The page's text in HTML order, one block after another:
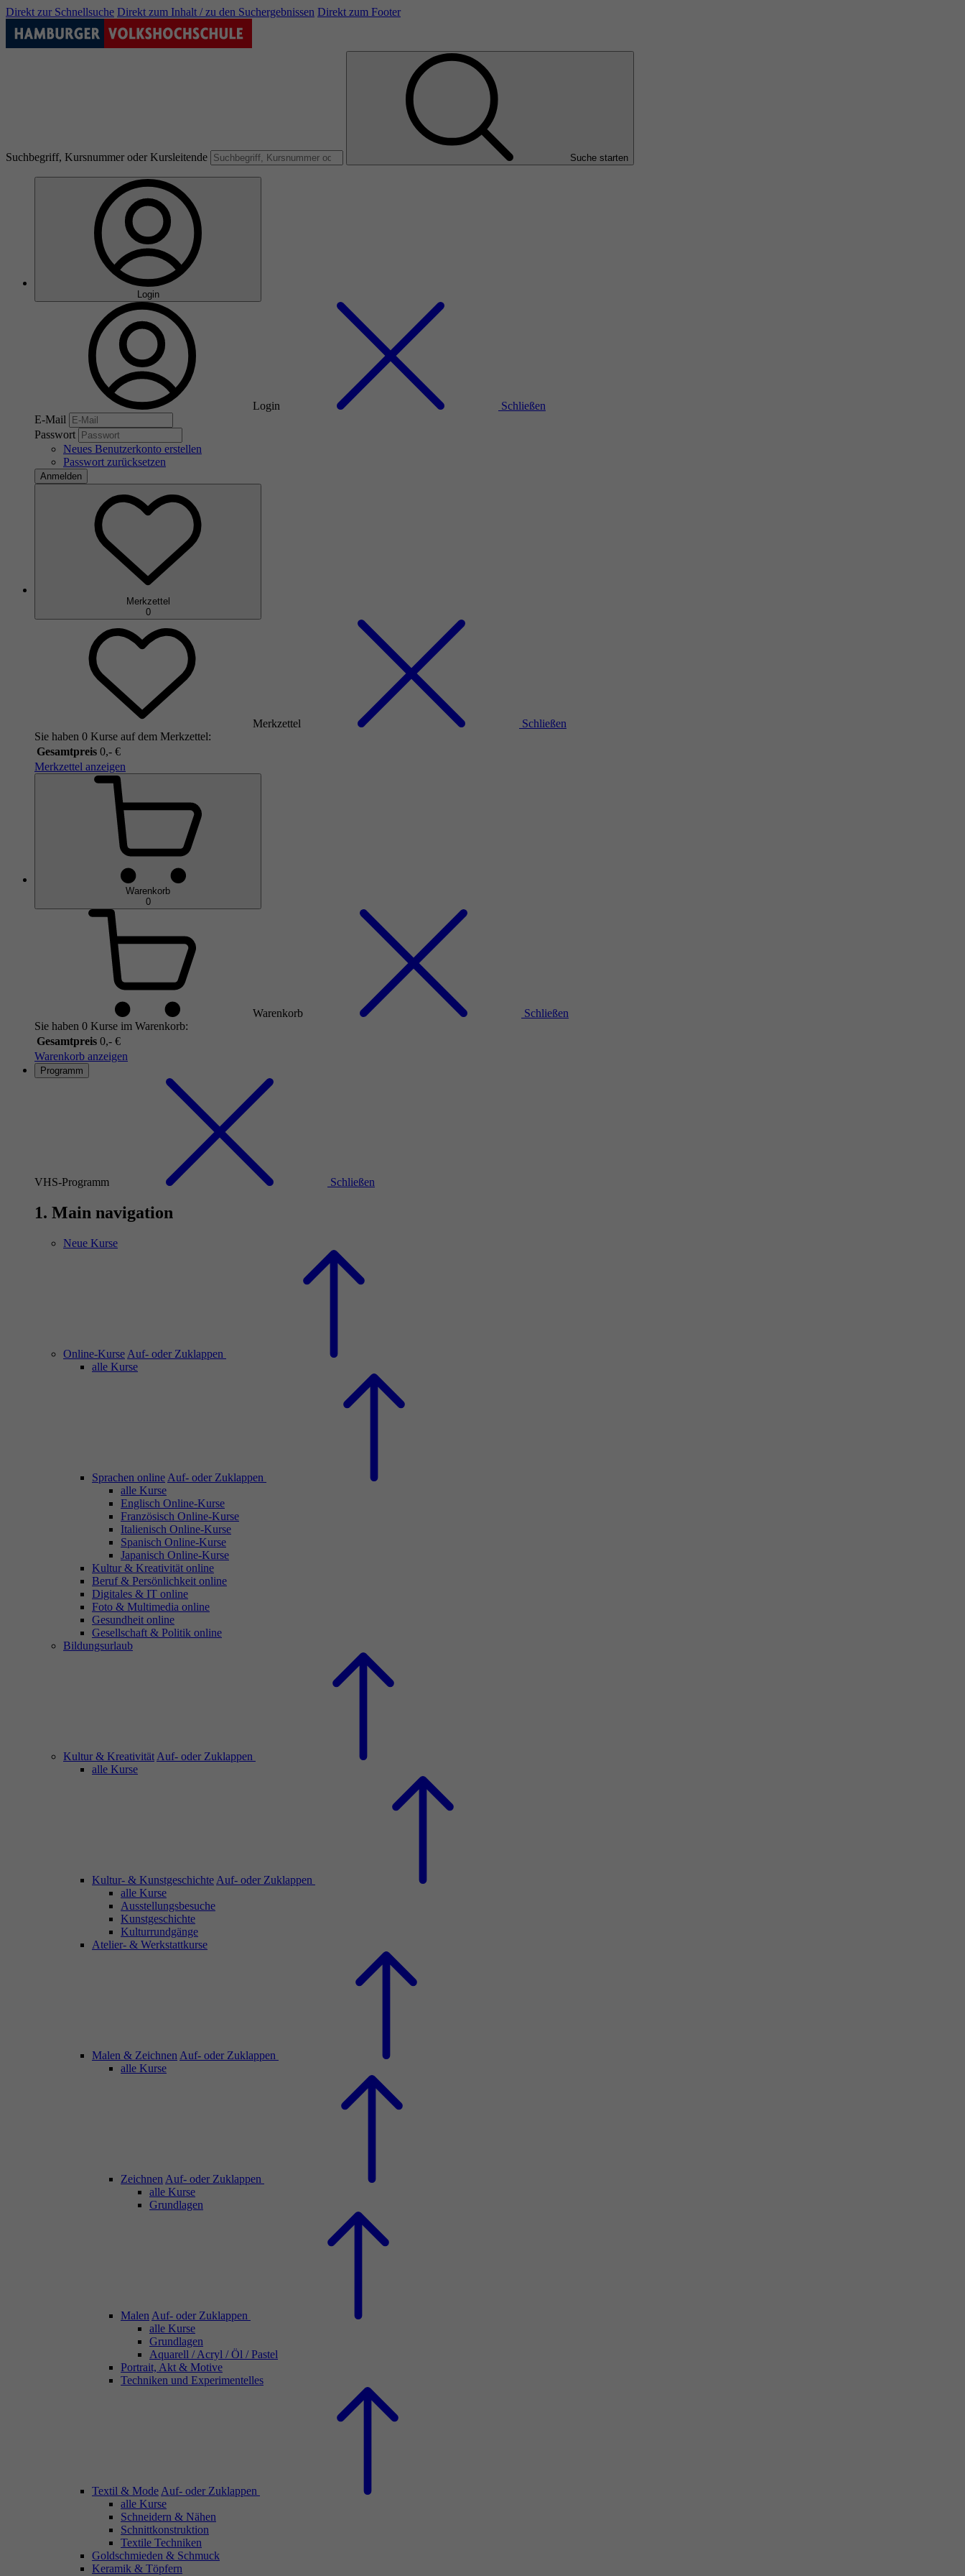
Direkt zur Schnellsuche Direkt zum Inhalt / zu den Suchergebnissen Direkt zum Footer
Suchbegriff, Kursnummer oder Kursleitende Suche starten
Login
Login
Schließen
E-Mail
Passwort
Neues Benutzerkonto erstellen
Passwort zurücksetzen
Anmelden
Merkzettel
0
Merkzettel
Schließen
Sie haben 0 Kurse auf dem Merkzettel:
Gesamtpreis 0,- €
Merkzettel anzeigen
Warenkorb
0
Warenkorb
Schließen
Sie haben 0 Kurse im Warenkorb:
Gesamtpreis 0,- €
Warenkorb anzeigen
Programm
VHS-Programm Schließen
1. Main navigation
Neue Kurse
Online-Kurse Auf- oder Zuklappen
alle Kurse
Sprachen online Auf- oder Zuklappen
alle Kurse
Englisch Online-Kurse
Französisch Online-Kurse
Italienisch Online-Kurse
Spanisch Online-Kurse
Japanisch Online-Kurse
Kultur & Kreativität online
Beruf & Persönlichkeit online
Digitales & IT online
Foto & Multimedia online
Gesundheit online
Gesellschaft & Politik online
Bildungsurlaub
Kultur & Kreativität Auf- oder Zuklappen
alle Kurse
Kultur- & Kunstgeschichte Auf- oder Zuklappen
alle Kurse
Ausstellungsbesuche
Kunstgeschichte
Kulturrundgänge
Atelier- & Werkstattkurse
Malen & Zeichnen Auf- oder Zuklappen
alle Kurse
Zeichnen Auf- oder Zuklappen
alle Kurse
Grundlagen
Malen Auf- oder Zuklappen
alle Kurse
Grundlagen
Aquarell / Acryl / Öl / Pastel
Portrait, Akt & Motive
Techniken und Experimentelles
Textil & Mode Auf- oder Zuklappen
alle Kurse
Schneidern & Nähen
Schnittkonstruktion
Textile Techniken
Goldschmieden & Schmuck
Keramik & Töpfern